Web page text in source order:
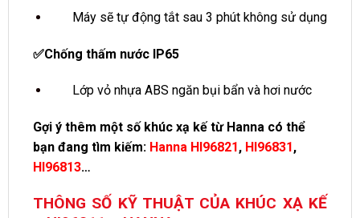
Máy sẽ tự động tắt sau 3 phút không sử dụng
✅Chống thấm nước IP65
Lớp vỏ nhựa ABS ngăn bụi bẩn và hơi nước
Gợi ý thêm một số khúc xạ kế từ Hanna có thể
bạn đang tìm kiếm: Hanna HI96821, HI96831,
HI96813…
THÔNG SỐ KỸ THUẬT CỦA KHÚC XẠ KẾ